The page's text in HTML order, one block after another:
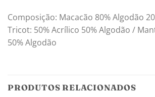
Composição: Macacão 80% Algodão
Tricot: 50% Acrílico 50% Algodão /
50% Algodão
PRODUTOS RELACIONADOS